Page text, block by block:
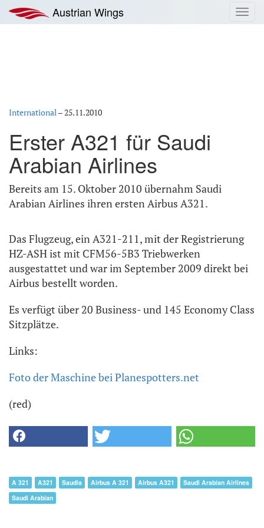
Inhalt
springen
Austrian Wings
International–25.11.2010
Erster A321 für Saudi
Arabian Airlines
Bereits am 15. Oktober 2010 übernahm Saudi
Arabian Airlines ihren ersten Airbus A321.
Das Flugzeug, ein A321-211, mit der Registrierung
HZ-ASH ist mit CFM56-5B3 Triebwerken
ausgestattet und war im September 2009 direkt bei
Airbus bestellt worden.
Es verfügt über 20 Business- und 145 Economy Class
Sitzplätze.
Links:
Foto der Maschine bei Planespotters.net
(red)
A 321 A321 Saudia Airbus A 321 Airbus A321
Saudi Arabian Airlines
Saudi Arabian